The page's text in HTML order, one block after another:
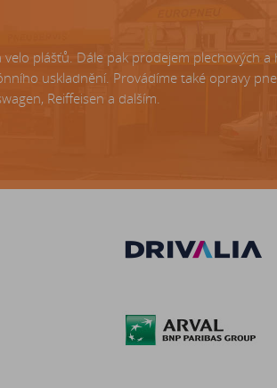
plášťů. Dále pak prodejem plechových a
uskladnění. Provádíme také opravy
Reiffeisen a dalším.